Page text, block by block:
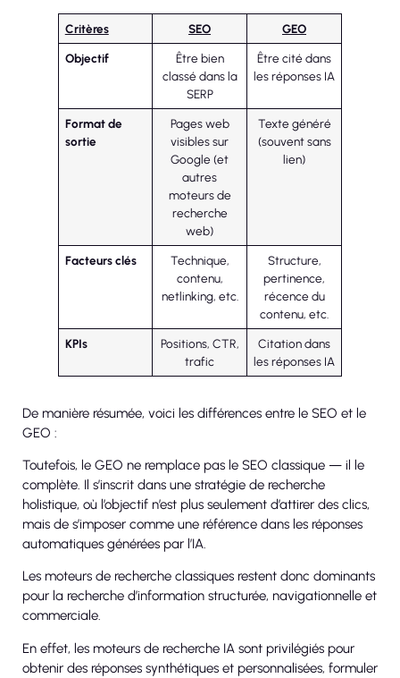
Critères SEO GEO
Objectif
Être bien
classé dans la
SERP
Être cité dans
les réponses IA
Format de
sortie
Pages web
visibles sur
Google (et
autres
moteurs de
recherche
web)
Texte généré
(souvent sans
lien)
Facteurs clés
Technique,
contenu,
netlinking, etc.
Structure,
pertinence,
récence du
contenu, etc.
KPIs
Positions, CTR,
trafic
Citation dans
les réponses IA
De manière résumée, voici les différences entre le SEO et le
GEO :
Toutefois, le GEO ne remplace pas le SEO classique — il le
complète. Il s’inscrit dans une stratégie de recherche
holistique, où l’objectif n’est plus seulement d’attirer des clics,
mais de s’imposer comme une référence dans les réponses
automatiques générées par l’IA.
Les moteurs de recherche classiques restent donc dominants
pour la recherche d’information structurée, navigationnelle et
commerciale.
En effet, les moteurs de recherche IA sont privilégiés pour
obtenir des réponses synthétiques et personnalisées, formuler